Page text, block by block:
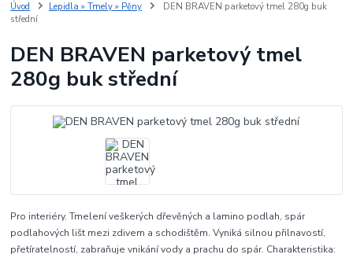
Úvod Lepidla » Tmely » Pěny
DEN BRAVEN parketový tmel 280g buk
střední
DEN BRAVEN parketový tmel
280g buk střední
Pro interiéry. Tmelení veškerých dřevěných a lamino podlah, spár
podlahových lišt mezi zdivem a schodištěm. Vyniká silnou přilnavostí,
přetíratelností, zabraňuje vnikání vody a prachu do spár. Charakteristika: